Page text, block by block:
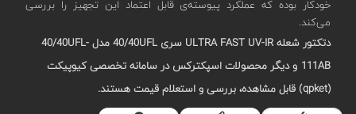
خودکار بوده که عملکرد پیوسته‌ی قابل اعتماد این تجهیز را بررسی
می‌کند.
دتکتور شعله ULTRA FAST UV-IR
سری 40/40UFL مدل 40/40UFL-
111AB و دیگر محصولات اسپکترکس در سامانه تخصصی کیوپیکت
(qpket) قابل مشاهده، بررسی و استعلام قیمت هستند.